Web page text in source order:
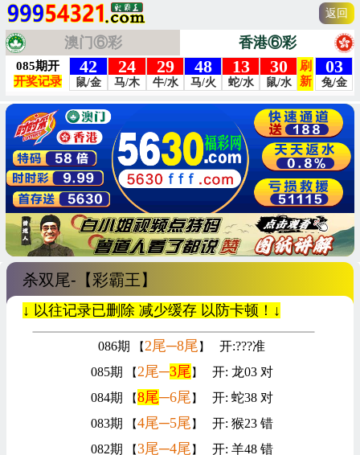
返回
澳门⑥彩 香港⑥彩